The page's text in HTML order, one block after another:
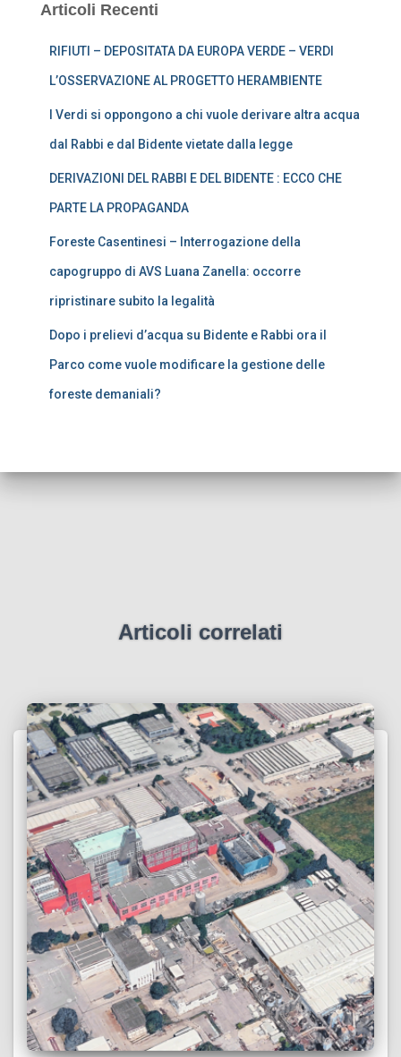
Articoli Recenti
RIFIUTI – DEPOSITATA DA EUROPA VERDE – VERDI
L’OSSERVAZIONE AL PROGETTO HERAMBIENTE
I Verdi si oppongono a chi vuole derivare altra acqua
dal Rabbi e dal Bidente vietate dalla legge
DERIVAZIONI DEL RABBI E DEL BIDENTE : ECCO CHE
PARTE LA PROPAGANDA
Foreste Casentinesi – Interrogazione della
capogruppo di AVS Luana Zanella: occorre
ripristinare subito la legalità
Dopo i prelievi d’acqua su Bidente e Rabbi ora il
Parco come vuole modificare la gestione delle
foreste demaniali?
Articoli correlati